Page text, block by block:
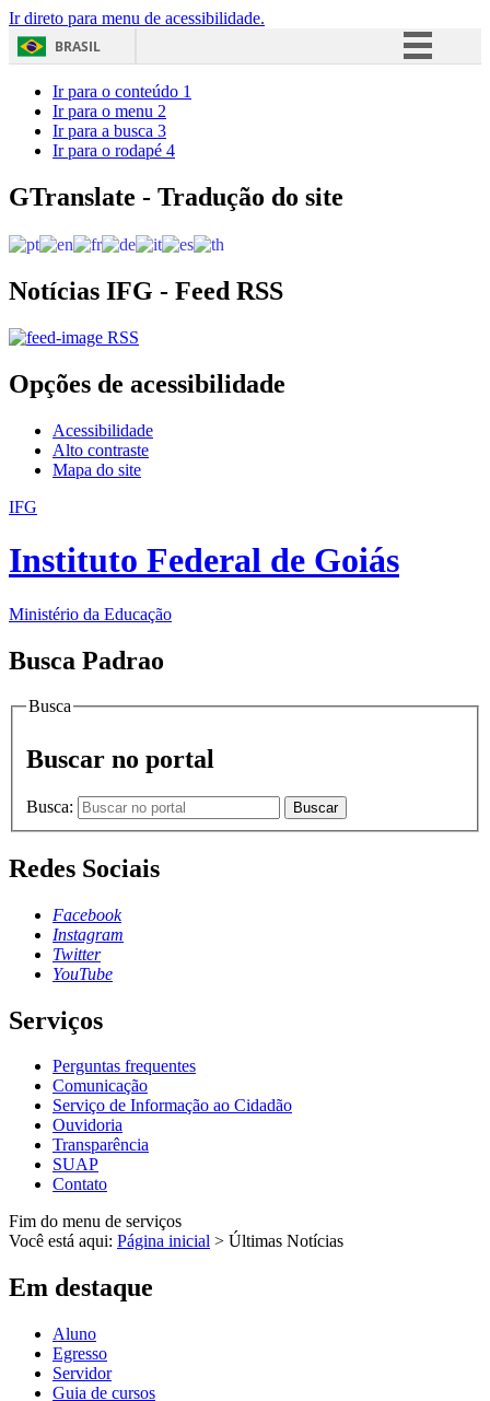
Ir direto para menu de acessibilidade.
BRASIL
Acesso à informação
Ir para o conteúdo 1
Ir para o menu 2
Ir para a busca 3
Ir para o rodapé 4
GTranslate - Tradução do site
Notícias IFG - Feed RSS
RSS
Opções de acessibilidade
Acessibilidade
Alto contraste
Mapa do site
IFG
Instituto Federal de Goiás
Ministério da Educação
Busca Padrao
Busca
Buscar no portal
Busca: Buscar
Redes Sociais
Facebook
Instagram
Twitter
YouTube
Serviços
Perguntas frequentes
Comunicação
Serviço de Informação ao Cidadão
Ouvidoria
Transparência
SUAP
Contato
Fim do menu de serviços
Você está aqui: Página inicial > Últimas Notícias
Em destaque
Aluno
Egresso
Servidor
Guia de cursos